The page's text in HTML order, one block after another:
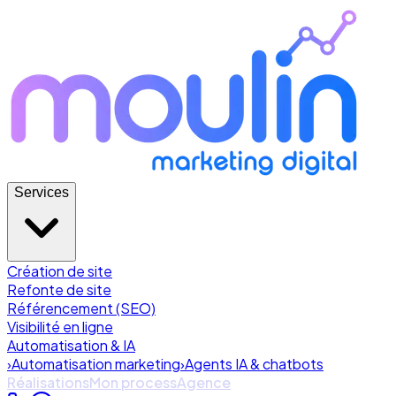
Services
Création de site
Refonte de site
Référencement (SEO)
Visibilité en ligne
Automatisation & IA
›Automatisation marketing›Agents IA & chatbots
RéalisationsMon processAgence